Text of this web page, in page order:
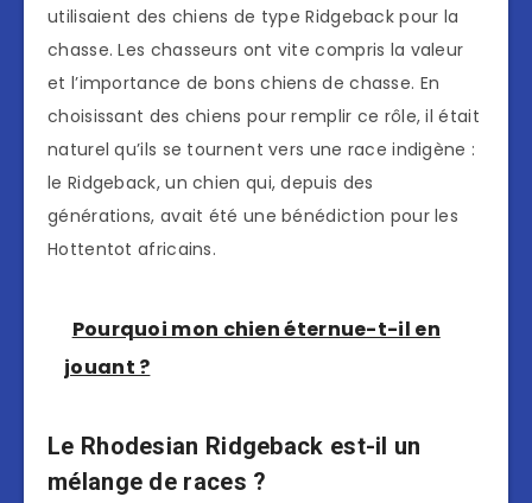
utilisaient des chiens de type Ridgeback pour la
chasse. Les chasseurs ont vite compris la valeur
et l’importance de bons chiens de chasse. En
choisissant des chiens pour remplir ce rôle, il était
naturel qu’ils se tournent vers une race indigène :
le Ridgeback, un chien qui, depuis des
générations, avait été une bénédiction pour les
Hottentot africains.
Pourquoi mon chien éternue-t-il en
jouant ?
Le Rhodesian Ridgeback est-il un
mélange de races ?